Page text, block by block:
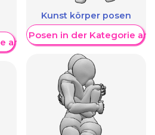
anzeigen
Kunst körper posen
Posen in der Kategorie